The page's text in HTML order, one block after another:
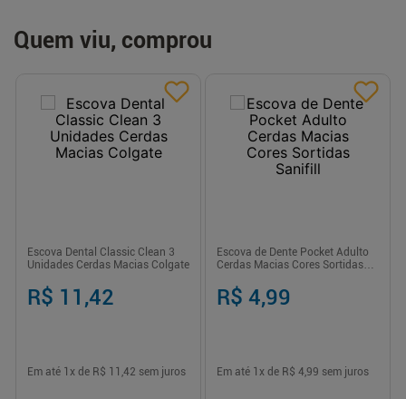
Quem viu, comprou
Escova Dental Classic Clean 3
Unidades Cerdas Macias Colgate
R$ 11,42
Em até 1 x de R$ 11,42 sem juros
Escova de Dente Pocket Adulto
Cerdas Macias Cores Sortidas
R$ 4,99
Em até 1 x de R$ 4,99 sem juros